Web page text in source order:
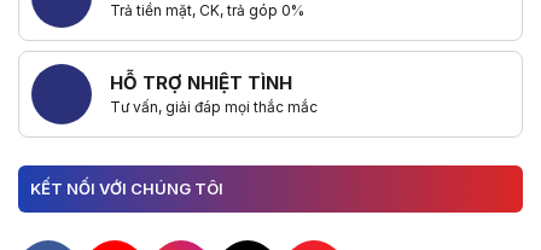
Trả tiền mặt, CK, trả góp 0%
HỖ TRỢ NHIỆT TÌNH
Tư vấn, giải đáp mọi thắc mắc
KẾT NỐI VỚI CHÚNG TÔI